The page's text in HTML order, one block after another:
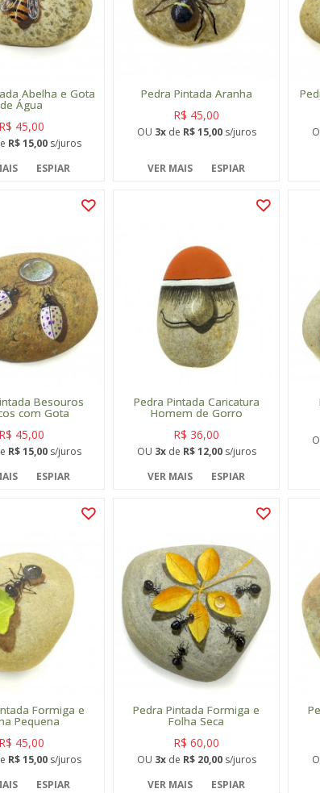
Abelha e Gota
de Água
R$ 45,00
R$ 15,00s/juros
ESPIAR
Pedra Pintada Aranha
R$ 45,00
OU 3xde R$ 15,00s/juros
VER MAIS ESPIAR
Besouros
com Gota
R$ 45,00
R$ 15,00s/juros
ESPIAR
Pedra Pintada Caricatura
Homem de Gorro
R$ 36,00
OU 3xde R$ 12,00s/juros
VER MAIS
ESPIAR
Formiga e
Pequena
R$ 45,00
R$ 15,00s/juros
ESPIAR
Pedra Pintada Formiga e
Folha Seca
R$ 60,00
OU 3xde R$ 20,00s/juros
VER MAIS
ESPIAR